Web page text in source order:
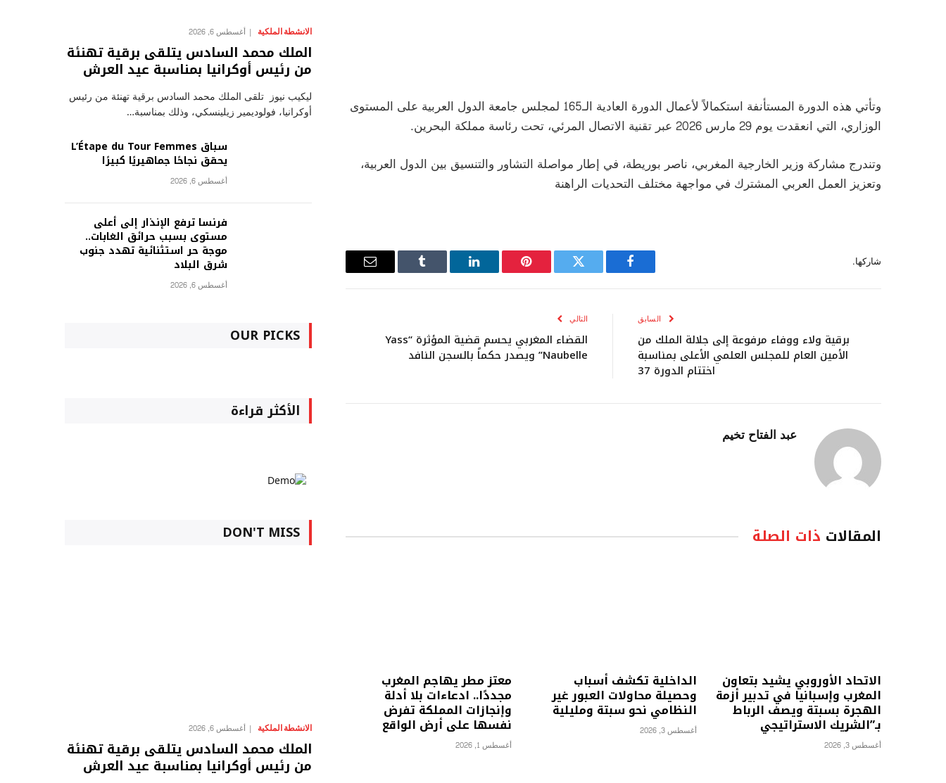
وتأتي هذه الدورة المستأنفة استكمالاً لأعمال الدورة العادية الـ165 لمجلس جامعة الدول العربية على المستوى
الوزاري، التي انعقدت يوم 29 مارس 2026 عبر تقنية الاتصال المرئي، تحت رئاسة مملكة البحرين.
وتندرج مشاركة وزير الخارجية المغربي، ناصر بوريطة، في إطار مواصلة التشاور والتنسيق بين الدول العربية،
وتعزيز العمل العربي المشترك في مواجهة مختلف التحديات الراهنة
شاركها.
فيسبوك تويتر بينتيريستلينكدإن Tumblr
البريد
السابق
برقية ولاء ووفاء مرفوعة إلى جلالة الملك من
الأمين العام للمجلس العلمي الأعلى بمناسبة
اختتام الدورة 37
التالي
القضاء المغربي يحسم قضية المؤثرة “Yass
Naubelle” ويصدر حكماً بالسجن النافد
عبد الفتاح تخيم
المقالات ذات الصلة
الاتحاد الأوروبي يشيد بتعاون
المغرب وإسبانيا في تدبير أزمة
الهجرة بسبتة ويصف الرباط
بـ”الشريك الاستراتيجي
أغسطس 3, 2026
الداخلية تكشف أسباب
وحصيلة محاولات العبور غير
النظامي نحو سبتة ومليلية
أغسطس 3, 2026
معتز مطر يهاجم المغرب
مجددًا.. ادعاءات بلا أدلة
وإنجازات المملكة تفرض
نفسها على أرض الواقع
أغسطس 1, 2026
الانشطة الملكية أغسطس 6, 2026
الملك محمد السادس يتلقى برقية تهنئة
من رئيس أوكرانيا بمناسبة عيد العرش
ليكيب نيوز تلقى الملك محمد السادس برقية تهنئة من رئيس
أوكرانيا، فولوديمير زيلينسكي، وذلك بمناسبة…
سباق L’Étape du Tour Femmes
يحقق نجاحًا جماهيريًا كبيرًا
أغسطس 6, 2026
فرنسا ترفع الإنذار إلى أعلى
مستوى بسبب حرائق الغابات..
موجة حر استثنائية تهدد جنوب
شرق البلاد
أغسطس 6, 2026
OUR PICKS
الأكثر قراءة
DON'T MISS
الانشطة الملكية أغسطس 6, 2026
الملك محمد السادس يتلقى برقية تهنئة
من رئيس أوكرانيا بمناسبة عيد العرش